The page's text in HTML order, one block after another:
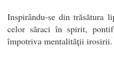
Inspirându-se din trăsătura
celor săraci în spirit,
împotriva mentalității irosirii.